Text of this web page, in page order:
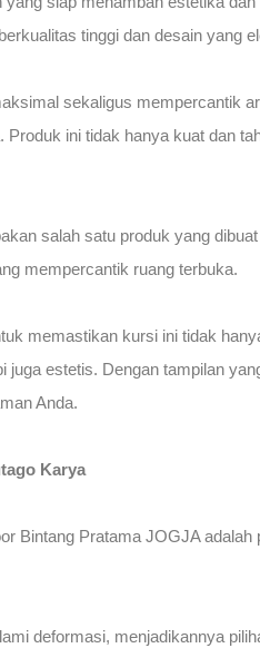
tinggi dan desain yang
sekaligus mempercantik
ini tidak hanya kuat dan
salah satu produk yang
mempercantik ruang terbuka.
memastikan kursi ini tidak
estetis. Dengan tampilan
Anda.
Karya
Bintang Pratama JOGJA
deformasi, menjadikannya